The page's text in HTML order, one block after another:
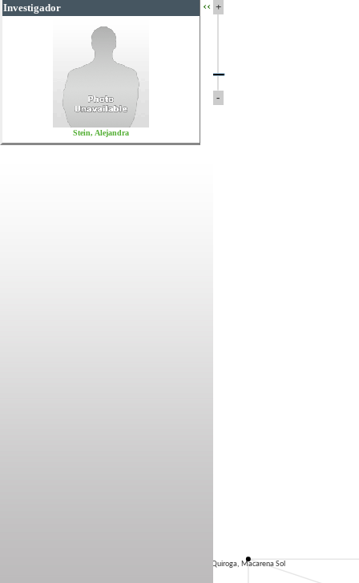
+
-
Quiroga, Macarena Sol
Investigador
Stein, Alejandra
‹‹